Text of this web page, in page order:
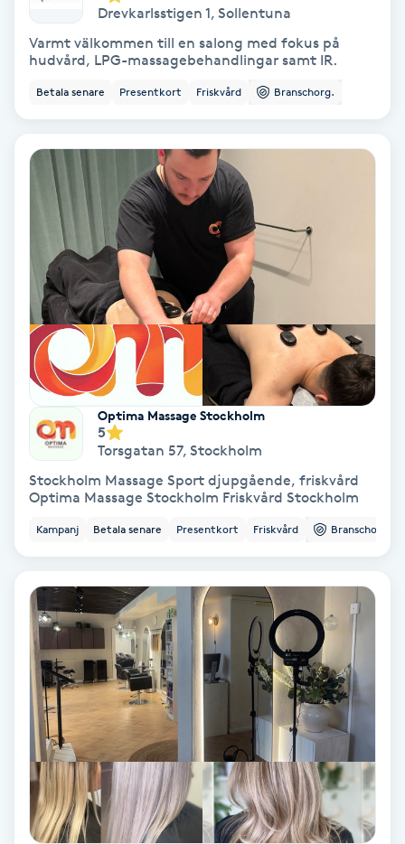
Färgning
Gel naglar
Gelenaglar
Gellack
Gellack med förstärkning
Gravidmassage
Gravidyoga
Gruppträning
Gua Sha-massage
Headspa
Healing
Herrklippning
HIFU
Hollywood Peel
Drevkarlsstigen 1, Sollentuna
Varmt välkommen till en salong med fokus på
hudvård, LPG-massagebehandlingar samt IR.
Betala senare Presentkort Friskvård Branschorg.
Optima Massage Stockholm
5
Torsgatan 57, Stockholm
Stockholm Massage Sport djupgående, friskvård
Optima Massage Stockholm Friskvård Stockholm
Kampanj Betala senare Presentkort Friskvård Branschorg.